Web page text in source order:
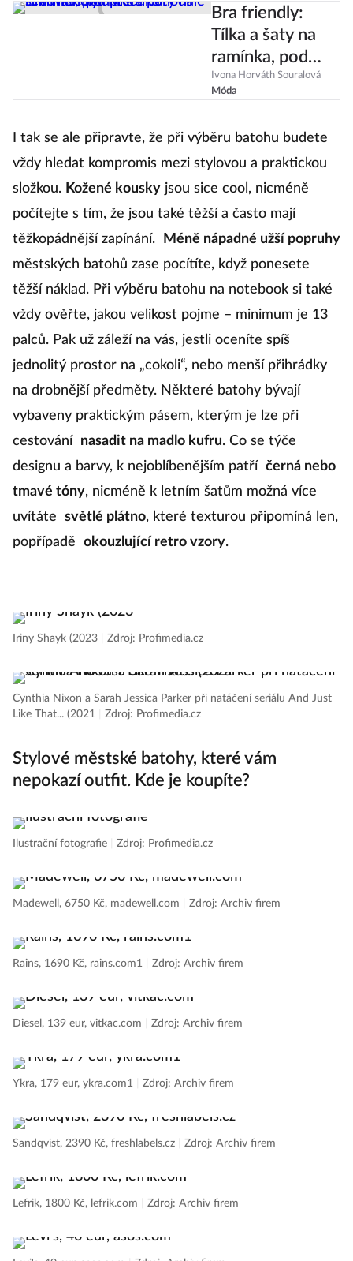
Bra friendly:
Tílka a šaty na
ramínka, pod
která pohodlně
schováte
Ivona Horváth Souralová
Móda
I tak se ale připravte, že při výběru batohu budete
vždy hledat kompromis mezi stylovou a praktickou
složkou. Kožené kousky jsou sice cool, nicméně
počítejte s tím, že jsou také těžší a často mají
těžkopádnější zapínání.
Méně nápadné užší popruhy
městských batohů zase pocítíte, když ponesete
těžší náklad. Při výběru batohu na notebook si také
vždy ověřte, jakou velikost pojme – minimum je 13
palců. Pak už záleží na vás, jestli oceníte spíš
jednolitý prostor na „cokoli“, nebo menší přihrádky
na drobnější předměty. Některé batohy bývají
vybaveny praktickým pásem, kterým je lze při
cestování
nasadit na madlo kufru. Co se týče
designu a barvy, k nejoblíbenějším patří černá nebo
tmavé tóny, nicméně k letním šatům možná více
uvítáte
světlé plátno, které texturou připomíná len,
popřípadě
okouzlující retro vzory.
Iriny Shayk (2023 Zdroj: Profimedia.cz
Cynthia Nixon a Sarah Jessica Parker při natáčení seriálu And Just
Like That... (2021
Zdroj: Profimedia.cz
Stylové městské batohy, které vám
nepokazí outfit. Kde je koupíte?
Ilustrační fotografie Zdroj: Profimedia.cz
Madewell, 6750 Kč, madewell.com Zdroj: Archiv firem
Rains, 1690 Kč, rains.com1 Zdroj: Archiv firem
Diesel, 139 eur, vitkac.com Zdroj: Archiv firem
Ykra, 179 eur, ykra.com1 Zdroj: Archiv firem
Sandqvist, 2390 Kč, freshlabels.cz Zdroj: Archiv firem
Lefrik, 1800 Kč, lefrik.com Zdroj: Archiv firem